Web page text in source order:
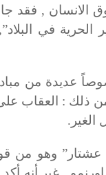
الانسان , فقد
الحرية في
عديدة من مبادئ
ذلك : العقاب
الغير.
وهو من